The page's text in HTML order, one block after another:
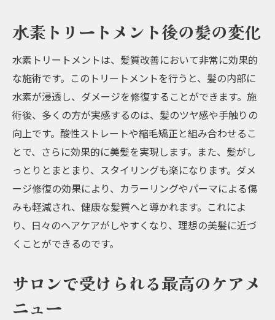
水素トリートメント後の髪の変化
水素トリートメントは、髪質改善において非常に効果的
な施術です。このトリートメントを行うと、髪の内部に
水素が浸透し、ダメージを修復することができます。施
術後、多くの方が実感するのは、髪のツヤ感や手触りの
向上です。酸性ストレートや縮毛矯正と組み合わせるこ
とで、さらに効果的に美髪を実現します。また、髪がし
っとりとまとまり、スタイリングも楽になります。ダメ
ージ修復の効果により、カラーリングやパーマによる傷
みも軽減され、健康な髪質へと導かれます。これによ
り、日々のヘアケアがしやすくなり、理想の美髪に近づ
くことができるのです。
サロンで受けられる最高のケアメ
ニュー